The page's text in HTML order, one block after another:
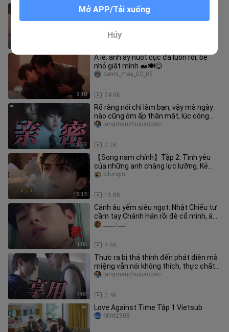
[Hội học sinh trung học nam sinh Shin
Kong] Ở lại! Sống cùng nhau! Phó chủ
3:10
À lè, anh ấy nuốt cục đá luôn rồi, bé
nhỏ giật mình 🐋🍽️😋
24.9K
denis_may_02_03
2:29
Rõ ràng nói chỉ làm bạn, vậy mà ngày
nào cũng ôm ấp thân mật, lúc công
khai lúc kín đáo tự thưởng ch
2.1K
langmanchuipaopao
2:17
【Song nam chính】Tập 2: Tình yêu
của những anh chàng lực lưỡng. Kẻ
nghiện tình dục đàn anh tuổi lớn,
11.8K
biluoqin
1:06
Cảnh âu yếm siêu ngọt: Nhật Chiếu tự
cầm tay Chánh Hán rồi đè cổ mình, ánh
mắt Chánh Hán nhìn Nhật C
4.5K
_____i___i
2:02
Thực ra bị thả thính đến phát điên mà
miệng vẫn nói không thích, thực chất
lại là một gã đàn ông ẩm
2.4K
langmanchuipaopao
Love Against Time Tập 1 Vietsub
Mint2308
Mở APP/Tải xuống
Hủy